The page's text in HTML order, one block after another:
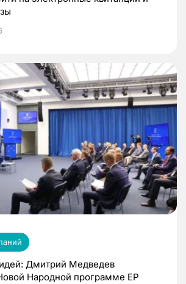
Дмитрий Медведев
Народной программе ЕР